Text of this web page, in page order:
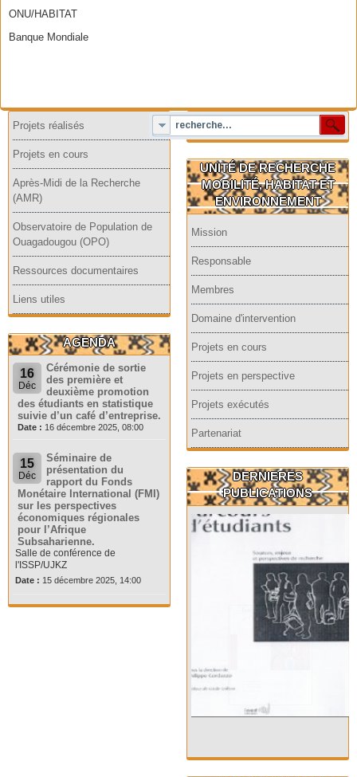
ONU/HABITAT
Banque Mondiale
Projets réalisés
Projets en cours
Après-Midi de la Recherche
(AMR)
Observatoire de Population de
Ouagadougou (OPO)
Ressources documentaires
Liens utiles
AGENDA
16
Déc
Cérémonie de sortie
des première et
deuxième promotion
des étudiants en statistique
suivie d’un café d’entreprise.
Date : 16 décembre 2025, 08:00
15
Déc
Séminaire de
présentation du
rapport du Fonds
Monétaire International (FMI)
sur les perspectives
économiques régionales
pour l’Afrique
Subsaharienne.
Salle de conférence de
l'ISSP/UJKZ
Date : 15 décembre 2025, 14:00
UNITÉ DE RECHERCHE
MOBILITÉ, HABITAT ET
ENVIRONNEMENT
Mission
Responsable
Membres
Domaine d'intervention
Projets en cours
Projets en perspective
Projets exécutés
Partenariat
DERNIERES
PUBLICATIONS